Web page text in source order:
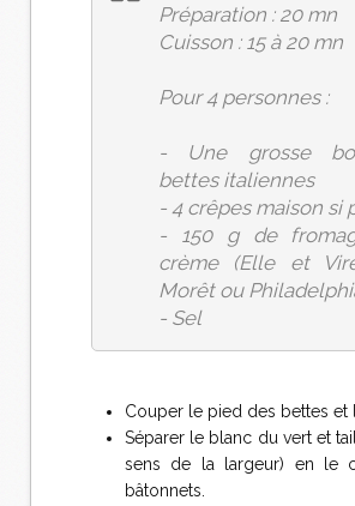
Préparation : 20 mn
Cuisson : 15 à 20 mn
Pour 4 personnes :
- Une grosse
bettes italiennes
- 4 crêpes maison si
- 150 g de
crème (Elle et
Morêt ou
- Sel
Couper le pied des bettes et
Séparer le blanc du vert et
sens de la largeur) en le
bâtonnets.